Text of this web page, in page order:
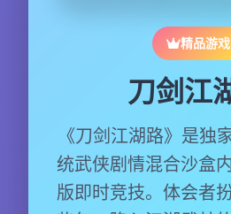
精品游戏
刀剑江
《刀剑江湖路》是独
统武侠剧情混合沙盒
版即时竞技。体会者